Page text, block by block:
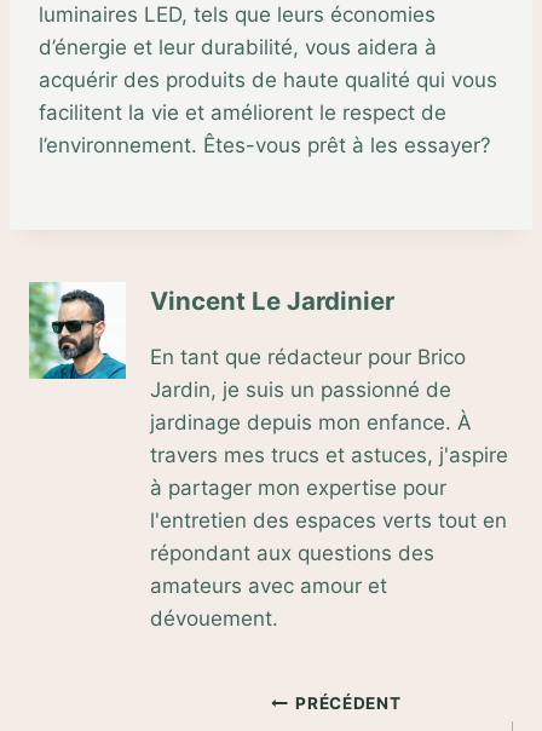
luminaires LED, tels que leurs économies
d’énergie et leur durabilité, vous aidera à
acquérir des produits de haute qualité qui vous
facilitent la vie et améliorent le respect de
l’environnement. Êtes-vous prêt à les essayer?
Vincent Le Jardinier
En tant que rédacteur pour Brico
Jardin, je suis un passionné de
jardinage depuis mon enfance. À
travers mes trucs et astuces, j'aspire
à partager mon expertise pour
l'entretien des espaces verts tout en
répondant aux questions des
amateurs avec amour et
dévouement.
PRÉCÉDENT